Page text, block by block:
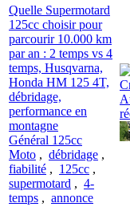
Quelle Supermotard
125cc choisir pour
parcourir 10.000 km
par an : 2 temps vs 4
temps, Husqvarna,
Honda HM 125 4T,
débridage,
performance en
montagne
Général 125cc
Moto , débridage ,
fiabilité , 125cc ,
supermotard , 4-
temps , annonce